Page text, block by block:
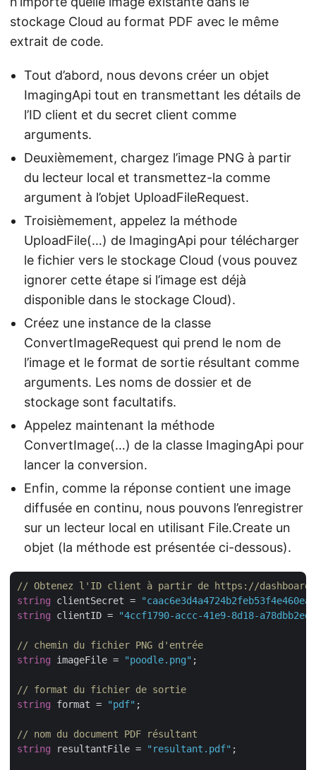
stockage Cloud au format PDF avec le même
extrait de code.
Tout d’abord, nous devons créer un objet
ImagingApi tout en transmettant les détails de
l’ID client et du secret client comme
arguments.
Deuxièmement, chargez l’image PNG à partir
du lecteur local et transmettez-la comme
argument à l’objet UploadFileRequest.
Troisièmement, appelez la méthode
UploadFile(…) de ImagingApi pour télécharger
le fichier vers le stockage Cloud (vous pouvez
ignorer cette étape si l’image est déjà
disponible dans le stockage Cloud).
Créez une instance de la classe
ConvertImageRequest qui prend le nom de
l’image et le format de sortie résultant comme
arguments. Les noms de dossier et de
stockage sont facultatifs.
Appelez maintenant la méthode
ConvertImage(…) de la classe ImagingApi pour
lancer la conversion.
Enfin, comme la réponse contient une image
diffusée en continu, nous pouvons l’enregistrer
sur un lecteur local en utilisant File.Create un
objet (la méthode est présentée ci-dessous).
// Obtenez l'ID client à partir de https://
string clientSecret =
string clientID = "4ccf1790-accc-41e9-8d18-
// chemin du fichier PNG d'entrée
string imageFile = "poodle.png" ;
// format du fichier de sortie
string format = "pdf" ;
// nom du document PDF résultant
string resultantFile = "resultant.pdf" ;